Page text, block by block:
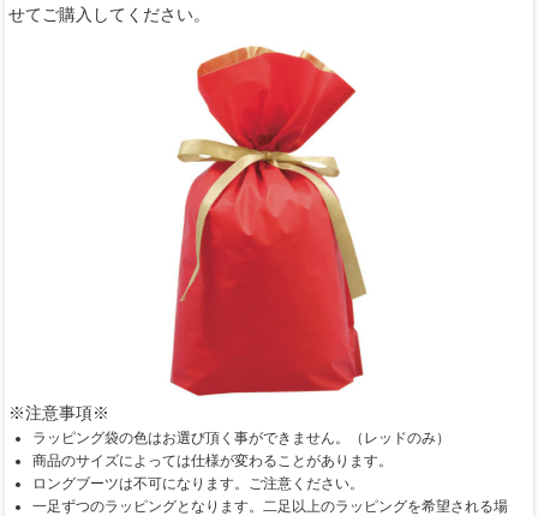
せてご購入してください。
※注意事項※
ラッピング袋の色はお選び頂く事ができません。（レッドのみ）
商品のサイズによっては仕様が変わることがあります。
ロングブーツは不可になります。ご注意ください。
一足ずつのラッピングとなります。二足以上のラッピングを希望される場